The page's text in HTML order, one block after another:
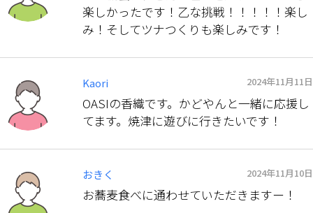
楽しかったです！乙な挑戦！！！！！楽し
み！そしてツナつくりも楽しみです！
Kaori 2024年11月11日
OASIの香織です。かどやんと一緒に応援し
てます。焼津に遊びに行きたいです！
おきく 2024年11月10日
お蕎麦食べに通わせていただきますー！